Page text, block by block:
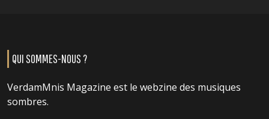
QUI SOMMES-NOUS ?
VerdamMnis Magazine est le webzine des musiques
sombres.